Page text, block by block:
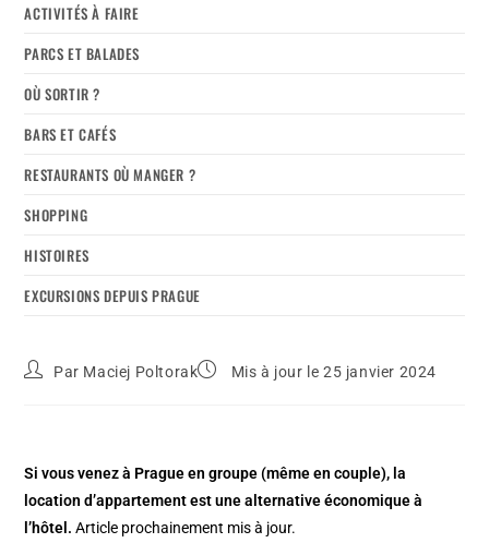
ACTIVITÉS À FAIRE
PARCS ET BALADES
OÙ SORTIR ?
BARS ET CAFÉS
RESTAURANTS OÙ MANGER ?
SHOPPING
HISTOIRES
EXCURSIONS DEPUIS PRAGUE
Par Maciej Poltorak Mis à jour le 25 janvier 2024
Si vous venez à Prague en groupe (même en couple), la
location d’appartement est une alternative économique à
l’hôtel. Article prochainement mis à jour.